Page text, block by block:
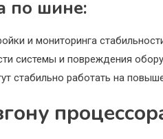
по шине:
и мониторинга
системы и повреждения
стабильно работать на